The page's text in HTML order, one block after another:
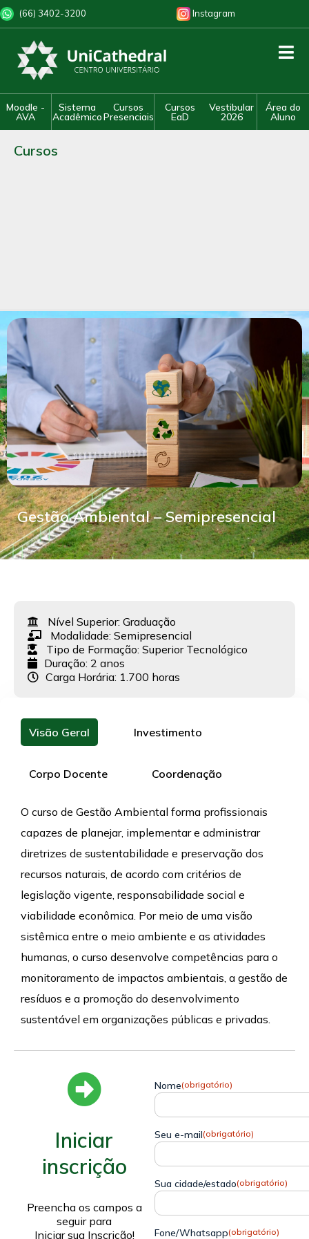
(66) 3402-3200 Instagram
Moodle -
AVA
Sistema
Acadêmico
Cursos
Presenciais
Cursos
EaD
Vestibular
2026
Área do
Aluno
Cursos
Gestão Ambiental – Semipresencial
Visão Geral Investimento
Corpo Docente Coordenação
O curso de Gestão Ambiental forma profissionais
capazes de planejar, implementar e administrar
diretrizes de sustentabilidade e preservação dos
recursos naturais, de acordo com critérios de
legislação vigente, responsabilidade social e
viabilidade econômica. Por meio de uma visão
sistêmica entre o meio ambiente e as atividades
humanas, o curso desenvolve competências para o
monitoramento de impactos ambientais, a gestão de
resíduos e a promoção do desenvolvimento
sustentável em organizações públicas e privadas.
Iniciar
inscrição
Preencha os campos a
seguir para
Iniciar sua Inscrição!
Nome(obrigatório)
Seu e-mail(obrigatório)
Sua cidade/estado(obrigatório)
Fone/Whatsapp(obrigatório)
Nível Superior: Graduação
Modalidade: Semipresencial
Tipo de Formação: Superior Tecnológico
Duração: 2 anos
Carga Horária: 1.700 horas